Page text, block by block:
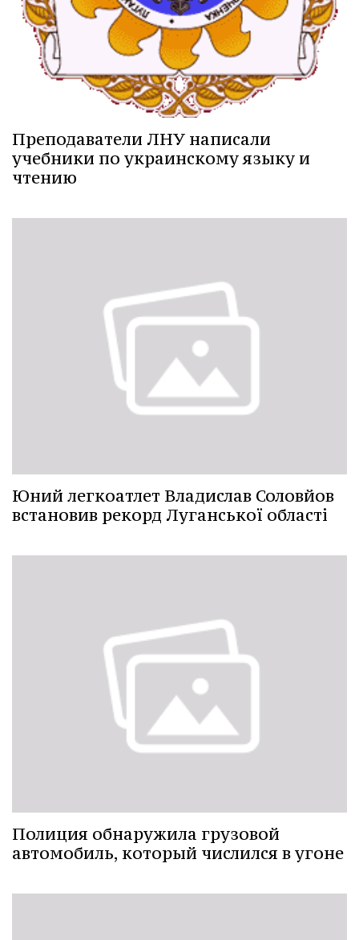
Преподаватели ЛНУ написали
учебники по украинскому языку и
чтению
Юний легкоатлет Владислав Соловйов
встановив рекорд Луганської області
Полиция обнаружила грузовой
автомобиль, который числился в угоне